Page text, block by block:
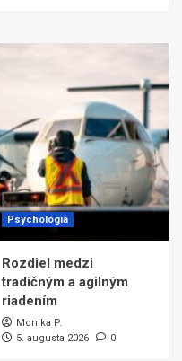
Psychológia
Rozdiel medzi
tradičným a agilným
riadením
Monika P.
5. augusta 2026
0